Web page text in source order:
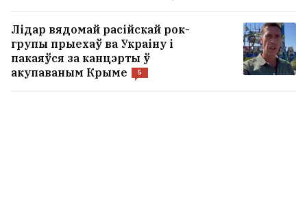
Лідар вядомай расійскай рок-
групы прыехаў ва Украіну і
пакаяўся за канцэрты ў
акупаваным Крыме
5